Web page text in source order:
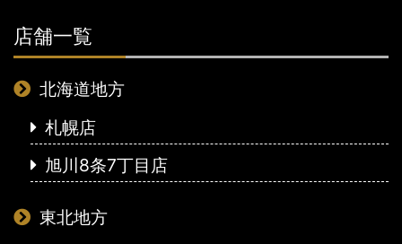
店舗一覧
北海道地方
札幌店
旭川8条7丁目店
東北地方